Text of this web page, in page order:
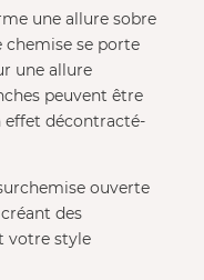
une allure sobre
chemise se porte
une allure
peuvent être
effet décontracté-
ouverte
des
votre style